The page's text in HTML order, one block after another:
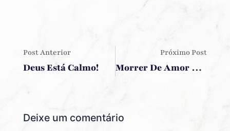
Post Anterior
Deus Está Calmo!
Próximo Post
Morrer De Amor E Continuar Vivendo.
Deixe um comentário